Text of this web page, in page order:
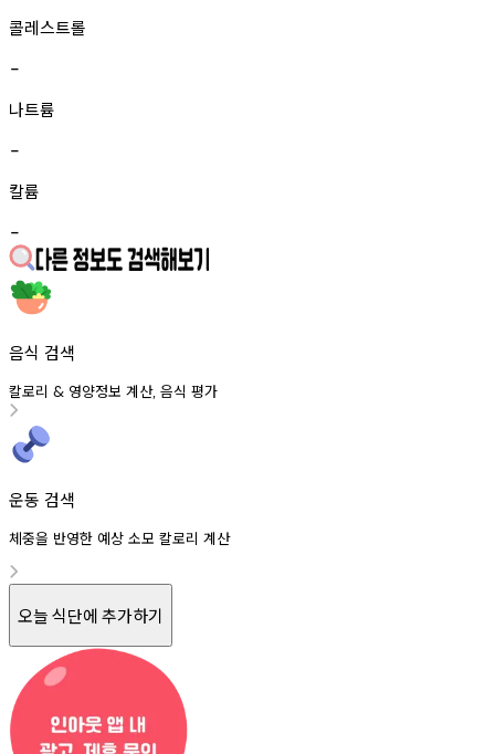
콜레스트롤
-
나트륨
-
칼륨
-
음식 검색
칼로리 & 영양정보 계산, 음식 평가
운동 검색
체중을 반영한 예상 소모 칼로리 계산
오늘 식단에 추가하기